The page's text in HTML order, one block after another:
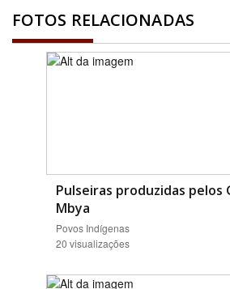
FOTOS RELACIONADAS
Pulseiras produzidas pelos
Mbya
Povos Indígenas
20 visualizações